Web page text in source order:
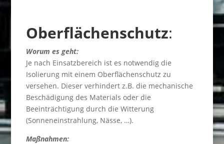
Oberflächenschutz:
Worum es geht:
Je nach Einsatzbereich ist es notwendig die
Isolierung mit einem Oberflächenschutz zu
versehen. Dieser verhindert z.B. die mechanische
Beschädigung des Materials oder die
Beeinträchtigung durch die Witterung
(Sonneneinstrahlung, Nässe, …).
Maßnahmen: